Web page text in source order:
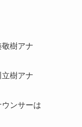
樹アナ
樹アナ
ンサーは